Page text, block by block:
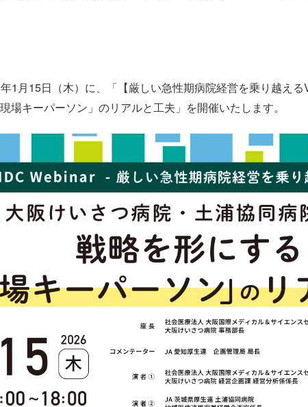
1月15日（木）に、「【厳しい急性期病院経営を乗り越え
場キーパーソン」のリアルと工夫」を開催いたします。